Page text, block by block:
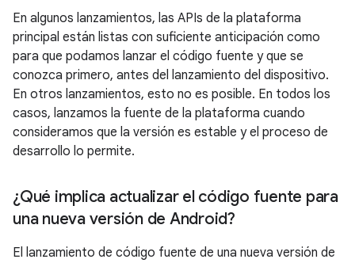
En algunos lanzamientos, las APIs de la plataforma
principal están listas con suficiente anticipación como
para que podamos lanzar el código fuente y que se
conozca primero, antes del lanzamiento del dispositivo.
En otros lanzamientos, esto no es posible. En todos los
casos, lanzamos la fuente de la plataforma cuando
consideramos que la versión es estable y el proceso de
desarrollo lo permite.
¿Qué implica actualizar el código fuente para
una nueva versión de Android?
El lanzamiento de código fuente de una nueva versión de